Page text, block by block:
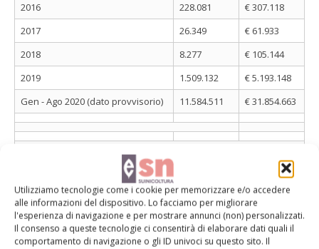
Utilizziamo tecnologie come i cookie per memorizzare e/o accedere
alle informazioni del dispositivo. Lo facciamo per migliorare
l'esperienza di navigazione e per mostrare annunci (non) personalizzati.
Il consenso a queste tecnologie ci consentirà di elaborare dati quali il
comportamento di navigazione o gli ID univoci su questo sito. Il
2016
228.081
€ 307.118
2017
26.349
€ 61.933
2018
8.277
€ 105.144
2019
1.509.132
€ 5.193.148
Gen - Ago 2020 (dato provvisorio)
11.584.511 € 31.854.663
TAG Antenore Cervi Cia Reggio Emilia
crisi settore
Export Cina
PSA = peste suina africana